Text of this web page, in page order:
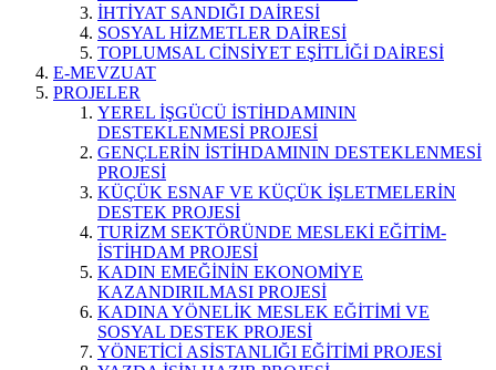
İHTİYAT SANDIĞI DAİRESİ
SOSYAL HİZMETLER DAİRESİ
TOPLUMSAL CİNSİYET EŞİTLİĞİ DAİRESİ
E-MEVZUAT
PROJELER
YEREL İŞGÜCÜ İSTİHDAMININ
DESTEKLENMESİ PROJESİ
GENÇLERİN İSTİHDAMININ DESTEKLENMESİ
PROJESİ
KÜÇÜK ESNAF VE KÜÇÜK İŞLETMELERİN
DESTEK PROJESİ
TURİZM SEKTÖRÜNDE MESLEKİ EĞİTİM-
İSTİHDAM PROJESİ
KADIN EMEĞİNİN EKONOMİYE
KAZANDIRILMASI PROJESİ
KADINA YÖNELİK MESLEK EĞİTİMİ VE
SOSYAL DESTEK PROJESİ
YÖNETİCİ ASİSTANLIĞI EĞİTİMİ PROJESİ